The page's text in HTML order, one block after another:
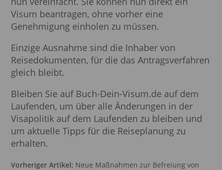
Visum beantragen, ohne vorher eine
Genehmigung einholen zu müssen.
Einzige Ausnahme sind die Inhaber von
Reisedokumenten, für die das Antragsverfahren
gleich bleibt.
Bleiben Sie auf Buch-Dein-Visum.de auf dem
Laufenden, um über alle Änderungen in der
Visapolitik auf dem Laufenden zu bleiben und
um aktuelle Tipps für die Reiseplanung zu
erhalten.
Vorheriger Artikel: Neue Maßnahmen zur Befreiung von